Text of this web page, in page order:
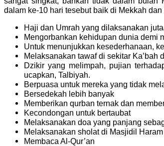
dalam ke-10 hari tesebut baik di Mekkah
Haji dan Umrah yang dilaksanakan
Mengorbankan kehidupan dunia demi
Untuk menunjukkan kesederhanaan,
Melaksanakan tawaf di sekitar Ka’bah
Dzikir yang melimpah, pujian
ucapkan, Talbiyah.
Berpuasa untuk mereka yang tidak
Bersedekah lebih banyak
Memberikan qurban ternak dan
Kecondongan untuk bertaubat
Melaksanakan doa yang panjang
Melaksanakan sholat di Masjidil
Membaca Al-Qur’an